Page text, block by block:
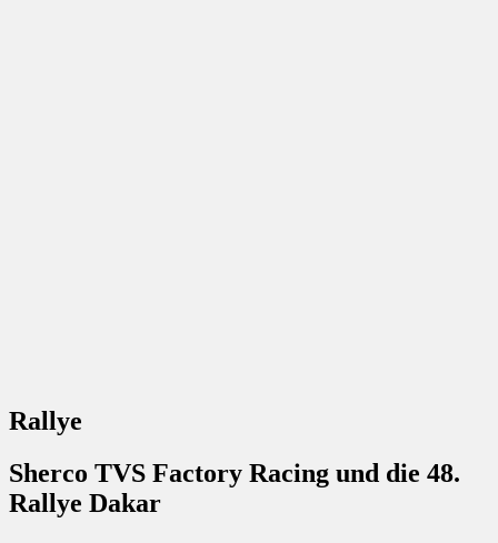
Rallye
Sherco TVS Factory Racing und die 48.
Rallye Dakar